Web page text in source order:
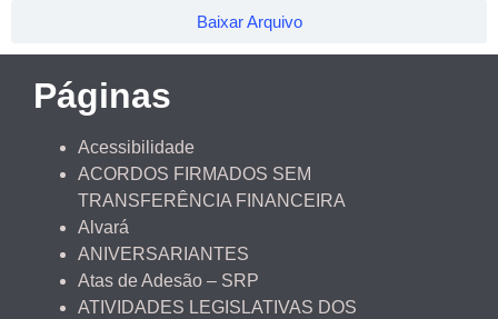
Baixar Arquivo
Páginas
Acessibilidade
ACORDOS FIRMADOS SEM
TRANSFERÊNCIA FINANCEIRA
Alvará
ANIVERSARIANTES
Atas de Adesão – SRP
ATIVIDADES LEGISLATIVAS DOS